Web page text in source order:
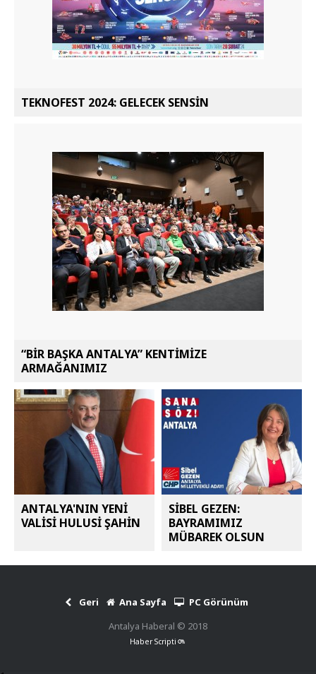
TEKNOFEST 2024: GELECEK SENSİN
“BİR BAŞKA ANTALYA” KENTİMİZE
ARMAĞANIMIZ
ANTALYA'NIN YENİ
VALİSİ HULUSİ ŞAHİN
SİBEL GEZEN:
BAYRAMIMIZ
MÜBAREK OLSUN
Geri Ana Sayfa
PC Görünüm
Antalya Haberal © 2018
Haber Scripti